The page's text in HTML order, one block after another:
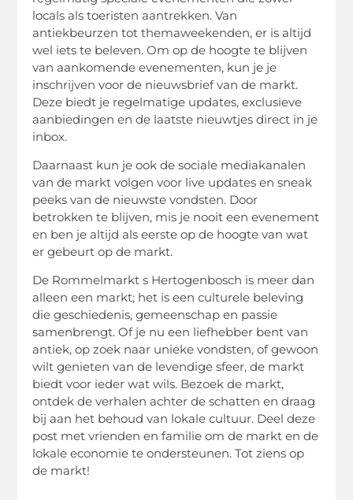
locals als toeristen aantrekken. Van
antiekbeurzen tot themaweekenden, er is altijd
wel iets te beleven. Om op de hoogte te blijven
van aankomende evenementen, kun je je
inschrijven voor de nieuwsbrief van de markt.
Deze biedt je regelmatige updates, exclusieve
aanbiedingen en de laatste nieuwtjes direct in je
inbox.
Daarnaast kun je ook de sociale mediakanalen
van de markt volgen voor live updates en sneak
peeks van de nieuwste vondsten. Door
betrokken te blijven, mis je nooit een evenement
en ben je altijd als eerste op de hoogte van wat
er gebeurt op de markt.
De Rommelmarkt s Hertogenbosch is meer dan
alleen een markt; het is een culturele beleving
die geschiedenis, gemeenschap en passie
samenbrengt. Of je nu een liefhebber bent van
antiek, op zoek naar unieke vondsten, of gewoon
wilt genieten van de levendige sfeer, de markt
biedt voor ieder wat wils. Bezoek de markt,
ontdek de verhalen achter de schatten en draag
bij aan het behoud van lokale cultuur. Deel deze
post met vrienden en familie om de markt en de
lokale economie te ondersteunen. Tot ziens op
de markt!